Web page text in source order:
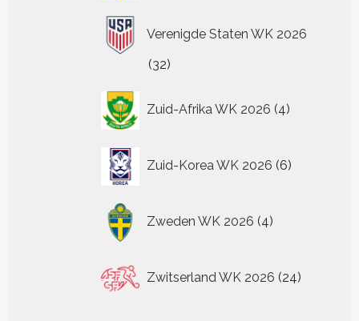
Verenigde Staten WK 2026
3232
Zuid-Afrika WK 2026 4
producten
Zuid-Korea WK 2026 6
producten
Zweden WK 2026 4
producten
Zwitserland WK 2026 24
producten